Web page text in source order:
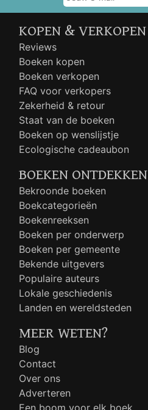
KOPEN & VERKOPEN
Reviews
Boeken kopen
Boeken verkopen
FAQ voor verkopers
Zekerheid & retour
Staat van de boeken
Boeken op wenslijstje
Ecologische cadeaubon
BOEKEN ONTDEKKEN
Bekroonde boeken
Boekcategorieën
Boekenreeksen
Boeken per onderwerp
Boeken per gemeente
Bekende uitgevers
Populaire auteurs
Lokale geschiedenis
Landen en wereldsteden
MEER WETEN?
Blog
Contact
Over ons
Adverteren